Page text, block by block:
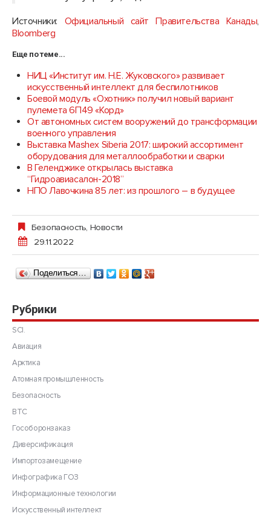
Источники: Официальный сайт Правительства Канады,
Bloomberg
Еще по теме...
НИЦ «Институт им. Н.Е. Жуковского» развивает
искусственный интеллект для беспилотников
Боевой модуль «Охотник» получил новый вариант
пулемета 6П49 «Корд»
От автономных систем вооружений до трансформации
военного управления
Выставка Mashex Siberia 2017: широкий ассортимент
оборудования для металлообработки и сварки
В Геленджике открылась выставка
“Гидроавиасалон-2018”
НПО Лавочкина 85 лет: из прошлого – в будущее
Безопасность, Новости
29.11.2022
Поделиться…
Рубрики
SCI.
Авиация
Арктика
Атомная промышленность
Безопасность
ВТС
Гособоронзаказ
Диверсификация
Импортозамещение
Инфографика ГОЗ
Информационные технологии
Искусственный интеллект